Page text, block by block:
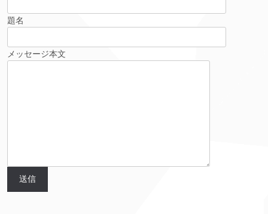
題名
メッセージ本文